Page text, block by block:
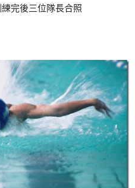
練完後三位隊長合照